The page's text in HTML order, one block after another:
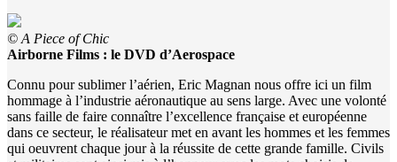
© A Piece of Chic
Airborne Films : le DVD d’Aerospace
Connu pour sublimer l’aérien, Eric Magnan nous offre ici un film
hommage à l’industrie aéronautique au sens large. Avec une volonté
sans faille de faire connaître l’excellence française et européenne
dans ce secteur, le réalisateur met en avant les hommes et les femmes
qui oeuvrent chaque jour à la réussite de cette grande famille. Civils